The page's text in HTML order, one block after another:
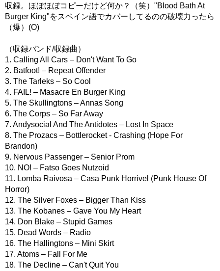
収録。ほぼほぼコピーだけど何か？（笑）"Blood Bath At
Burger King"をスペイン語でカバーしてるのの破壊力ったら
（爆）(O)
（収録バンド/収録曲）
1. Calling All Cars – Don't Want To Go
2. Batfoot! – Repeat Offender
3. The Tarleks – So Cool
4. FAIL! – Masacre En Burger King
5. The Skullingtons – Annas Song
6. The Corps – So Far Away
7. Andysocial And The Antidotes – Lost In Space
8. The Prozacs – Bottlerocket - Crashing (Hope For
Brandon)
9. Nervous Passenger – Senior Prom
10. NO! – Fatso Goes Nutzoid
11. Lomba Raivosa – Casa Punk Horrivel (Punk House Of
Horror)
12. The Silver Foxes – Bigger Than Kiss
13. The Kobanes – Gave You My Heart
14. Don Blake – Stupid Games
15. Dead Words – Radio
16. The Hallingtons – Mini Skirt
17. Atoms – Fall For Me
18. The Decline – Can't Quit You